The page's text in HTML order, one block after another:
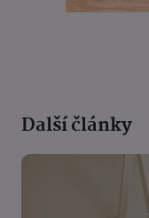
Další články